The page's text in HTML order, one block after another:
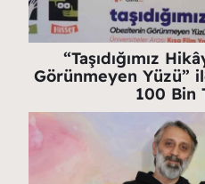
“Taşıdığımız
Görünmeyen Yüzü”
100 Bin